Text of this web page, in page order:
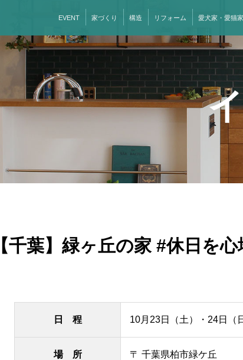
EVENT 家づくり 構造 リフォーム 愛犬家・愛猫
【千葉】緑ヶ丘の家 #休日を
日 程 10月23日（土）・24日（
場 所 〒 千葉県柏市緑ケ丘